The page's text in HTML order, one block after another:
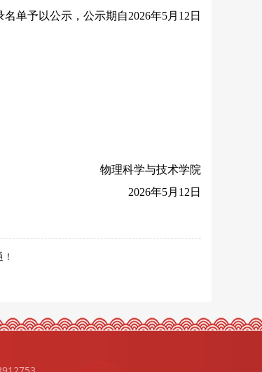
名单予以公示 ， 公示期 自2026年5月 12 日
物理科学与技术学院
2026年5月 12 日